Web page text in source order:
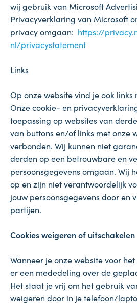
wij gebruik van Microsoft
Privacyverklaring van Microsoft
privacy omgaan: https://
nl/privacystatement
Links
Op onze website vind je ook
Onze cookie- en
toepassing op websites van
van buttons en/of links met onze
verbonden. Wij kunnen niet
derden op een betrouwbare en
persoonsgegevens omgaan. Wij
op en zijn niet verantwoordelijk
jouw persoonsgegevens door en
partijen.
Cookies weigeren of uitschakelen
Wanneer je onze website voor
er een mededeling over de
Het staat je vrij om het gebruik
weigeren door in je telefoon/